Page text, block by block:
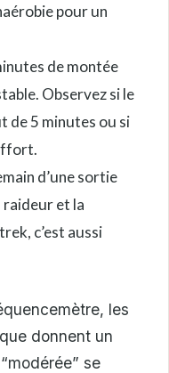
pour un
de montée
Observez si le
de 5 minutes ou si
d’une sortie
raideur et la
c’est aussi
les
donnent un
se